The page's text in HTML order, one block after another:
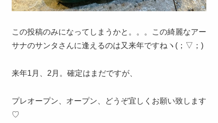
この投稿のみになってしまうかと。。。この綺麗なアー
サナのサンタさんに逢えるのは又来年ですねヽ(；▽；)
来年1月、2月。確定はまだですが、
プレオープン、オープン、どうぞ宜しくお願い致します
♡